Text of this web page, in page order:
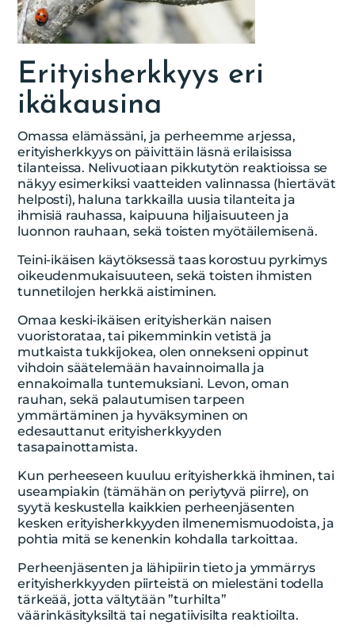
Erityisherkkyys eri
ikäkausina
Omassa elämässäni, ja perheemme arjessa,
erityisherkkyys on päivittäin läsnä erilaisissa
tilanteissa. Nelivuotiaan pikkutytön reaktioissa se
näkyy esimerkiksi vaatteiden valinnassa (hiertävät
helposti), haluna tarkkailla uusia tilanteita ja
ihmisiä rauhassa, kaipuuna hiljaisuuteen ja
luonnon rauhaan, sekä toisten myötäilemisenä.
Teini-ikäisen käytöksessä taas korostuu pyrkimys
oikeudenmukaisuuteen, sekä toisten ihmisten
tunnetilojen herkkä aistiminen.
Omaa keski-ikäisen erityisherkän naisen
vuoristorataa, tai pikemminkin vetistä ja
mutkaista tukkijokea, olen onnekseni oppinut
vihdoin säätelemään havainnoimalla ja
ennakoimalla tuntemuksiani. Levon, oman
rauhan, sekä palautumisen tarpeen
ymmärtäminen ja hyväksyminen on
edesauttanut erityisherkkyyden
tasapainottamista.
Kun perheeseen kuuluu erityisherkkä ihminen, tai
useampiakin (tämähän on periytyvä piirre), on
syytä keskustella kaikkien perheenjäsenten
kesken erityisherkkyyden ilmenemismuodoista, ja
pohtia mitä se kenenkin kohdalla tarkoittaa.
Perheenjäsenten ja lähipiirin tieto ja ymmärrys
erityisherkkyyden piirteistä on mielestäni todella
tärkeää, jotta vältytään ”turhilta”
väärinkäsityksiltä tai negatiivisilta reaktioilta.